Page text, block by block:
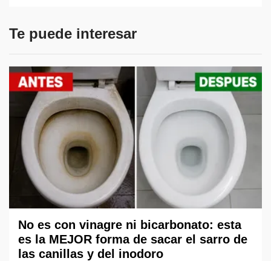
Te puede interesar
No es con vinagre ni bicarbonato: esta
es la MEJOR forma de sacar el sarro de
las canillas y del inodoro